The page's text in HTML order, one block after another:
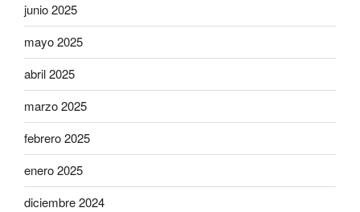
junio 2025
mayo 2025
abril 2025
marzo 2025
febrero 2025
enero 2025
diciembre 2024